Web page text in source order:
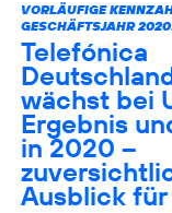
VORLÄUFIGE
GESCHÄFTSJAHR
Telefónica
wächst bei
Ergebnis
in 2020 –
Ausblick für